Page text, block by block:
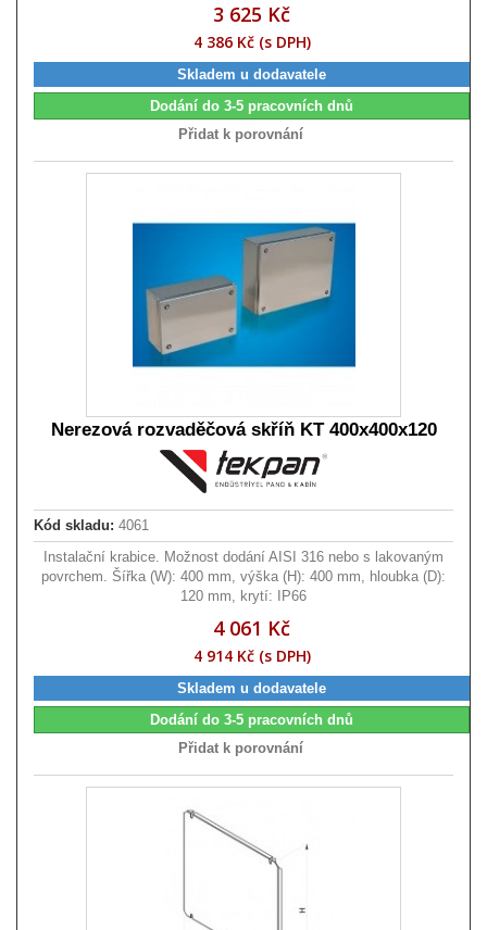
3 625 Kč
4 386 Kč (s DPH)
Skladem u dodavatele
Dodání do 3-5 pracovních dnů
Přidat k porovnání
Nerezová rozvaděčová skříň KT 400x400x120
Kód skladu: 4061
Instalační krabice. Možnost dodání AISI 316 nebo s lakovaným
povrchem. Šířka (W): 400 mm, výška (H): 400 mm, hloubka (D):
120 mm, krytí: IP66
4 061 Kč
4 914 Kč (s DPH)
Skladem u dodavatele
Dodání do 3-5 pracovních dnů
Přidat k porovnání